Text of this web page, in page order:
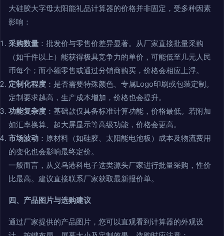
大硅胶大字母太阳能礼品计算器的价格并非固定，受多种因素
影响：
采购数量 ：批发价与零售价差异显著。从厂家直接批量采购
（如千件以上）能获得极具竞争力的单价，可能低至几元人民
币每个；而小额零售或通过分销商购买，价格会相应上浮。
定制化程度 ：是否需要特殊颜色、专属Logo印刷或包装定制。
定制要求越高，生产成本增加，价格也会提升。
功能复杂度 ：基础款仅具备标准计算功能，价格最低。若附加
如汇率换算、超大屏显示等高级功能，价格会更高。
市场波动 ：原材料（如硅胶、太阳能电池板）成本及物流费用
的变化也会影响最终定价。
一般而言，从义乌港科电子这类源头厂家进行批量采购，性价
比最高。建议直接联系厂家获取最新报价单。
四、产品图片与选购建议
通过厂家提供的产品图片，您可以直观看到计算器的外观设